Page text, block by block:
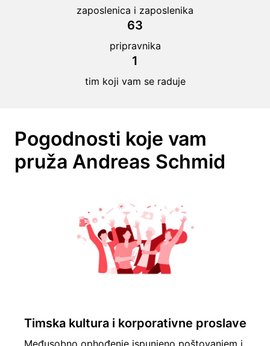
zaposlenica i zaposlenika
63
pripravnika
1
tim koji vam se raduje
Pogodnosti koje vam
pruža Andreas Schmid
Timska kultura i korporativne proslave
Međusobno ophođenje ispunjeno poštovanjem i